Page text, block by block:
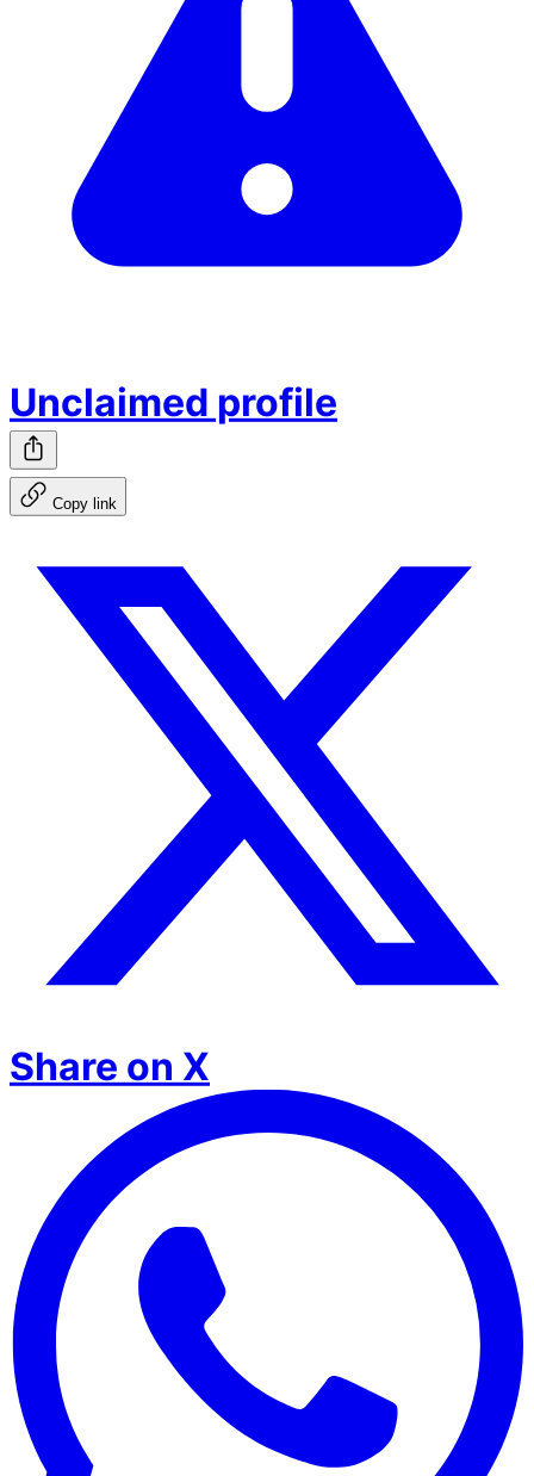
Unclaimed profile
Copy link
Share on X